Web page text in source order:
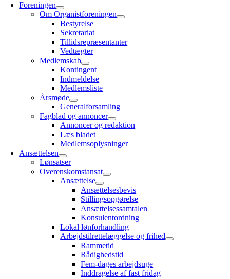
Foreningen
Om Organistforeningen
Bestyrelse
Sekretariat
Tillidsrepræsentanter
Vedtægter
Medlemskab
Kontingent
Indmeldelse
Medlemsliste
Årsmøde
Generalforsamling
Fagblad og annoncer
Annoncer og redaktion
Læs bladet
Medlemsoplysninger
Ansættelsen
Lønsatser
Overenskomstansat
Ansættelse
Ansættelsesbevis
Stillingsopgørelse
Ansættelsessamtalen
Konsulentordning
Lokal lønforhandling
Arbejdstilrettelæggelse og frihed
Rammetid
Rådighedstid
Fem-dages arbejdsuge
Inddragelse af fast fridag